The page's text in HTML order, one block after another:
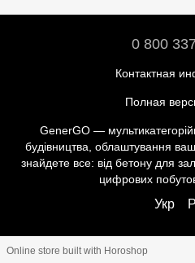
0 800
Контактная
Полная
GenerGO —
будівництва, облаштування
знайдете все: від бетону для
цифрових
Укр
Online store built with Horoshop